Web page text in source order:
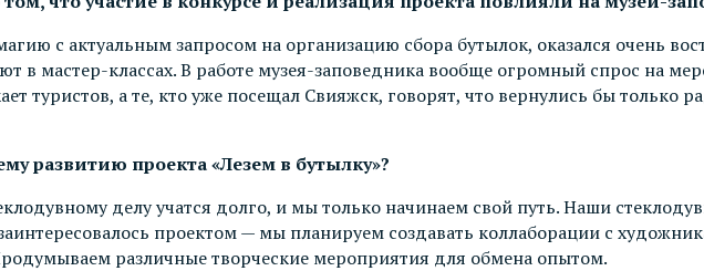
с актуальным запросом на организацию сбора бутылок, оказался очень
в мастер-классах. В работе музея-заповедника вообще огромный спрос на
туристов, а те, кто уже посещал Свияжск, говорят, что вернулись бы только
развитию проекта «Лезем в бутылку»?
делу учатся долго, и мы только начинаем свой путь. Наши
проектом — мы планируем создавать коллаборации с
различные творческие мероприятия для обмена опытом.